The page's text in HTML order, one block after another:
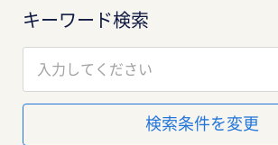
キーワード検索
検索条件を変更